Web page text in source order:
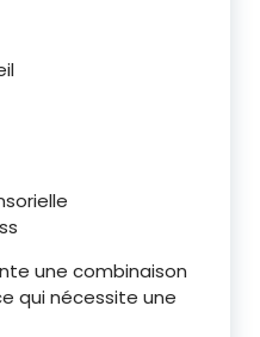
une combinaison
qui nécessite une